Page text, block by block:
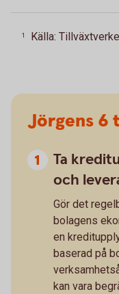
1 Källa:
Jörgens 6
Ta
och
Gör det
bolagens
en
baserad på
kan vara